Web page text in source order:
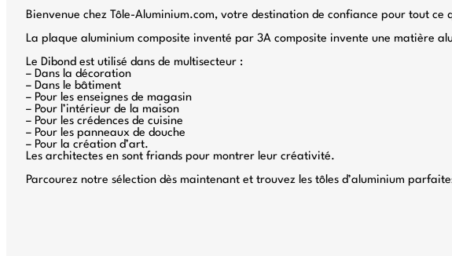
Bienvenue chez Tôle-Aluminium.com, votre destination de confiance pour tout
La plaque aluminium composite inventé par 3A composite invente une matière
Le Dibond est utilisé dans de multisecteur :
– Dans la décoration
– Dans le bâtiment
– Pour les enseignes de magasin
– Pour l’intérieur de la maison
– Pour les crédences de cuisine
– Pour les panneaux de douche
– Pour la création d’art.
Les architectes en sont friands pour montrer leur créativité.
Parcourez notre sélection dès maintenant et trouvez les tôles d’aluminium